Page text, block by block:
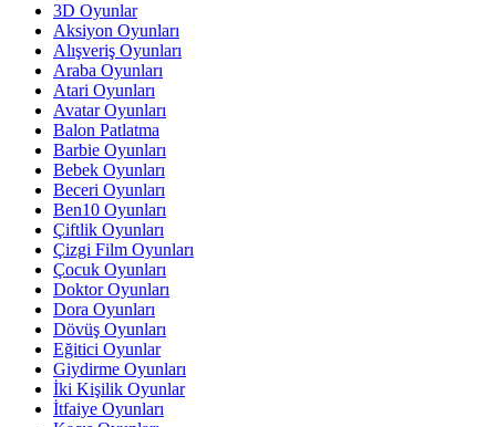
3D Oyunlar
Aksiyon Oyunları
Alışveriş Oyunları
Araba Oyunları
Atari Oyunları
Avatar Oyunları
Balon Patlatma
Barbie Oyunları
Bebek Oyunları
Beceri Oyunları
Ben10 Oyunları
Çiftlik Oyunları
Çizgi Film Oyunları
Çocuk Oyunları
Doktor Oyunları
Dora Oyunları
Dövüş Oyunları
Eğitici Oyunlar
Giydirme Oyunları
İki Kişilik Oyunlar
İtfaiye Oyunları